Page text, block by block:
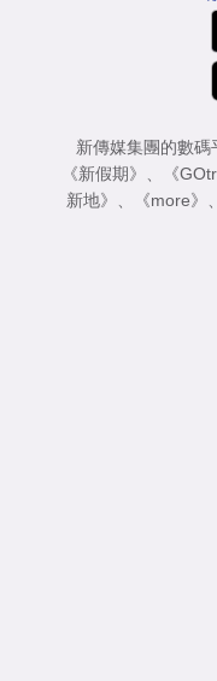
新傳媒集團的數
《新假期》
《
新地》
《more》